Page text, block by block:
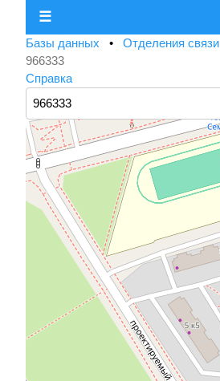
☰
Базы данных • Отделения связи
966333
Справка